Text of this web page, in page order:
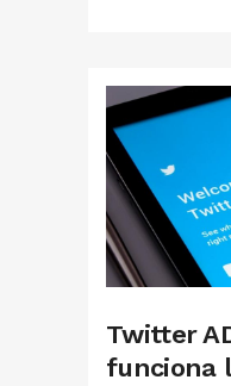
Twitter
funciona